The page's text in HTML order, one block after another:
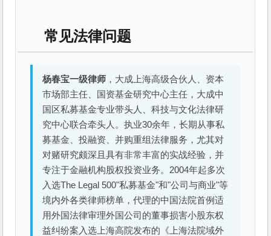
常见法律问题
杨春宝一级律师 ，大成上海高级合伙人、资本
市场部主任、国资基金研究中心主任，大成中
国区私募基金专业带头人、科技与文化法律研
究中心联合牵头人。执业30余年，长期从事私
募基金、投融资、并购重组法律服务，尤其对
对赌研究颇深且具有非常丰富的实战经验，并
专注于金融机构股权投资业务。2004年起多次
入选The Legal 500"私募基金"和"公司与商业"等
境内外各类律师榜单，代理的中国法院首例适
用外国法律审理外国公司的董事损害小股东权
益纠纷案入选上海高院发布的《上海法院域外